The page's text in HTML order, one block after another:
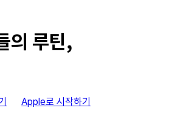
의 루틴,
Apple로 시작하기